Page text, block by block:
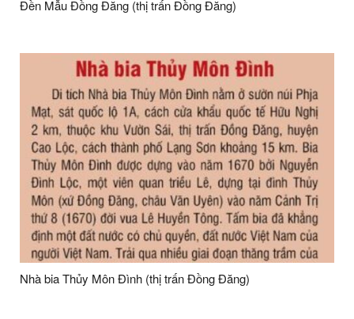
Đền Mẫu Đồng Đăng (thị trấn Đồng Đăng)
Nhà bia Thủy Môn Đình (thị trấn Đồng Đăng)